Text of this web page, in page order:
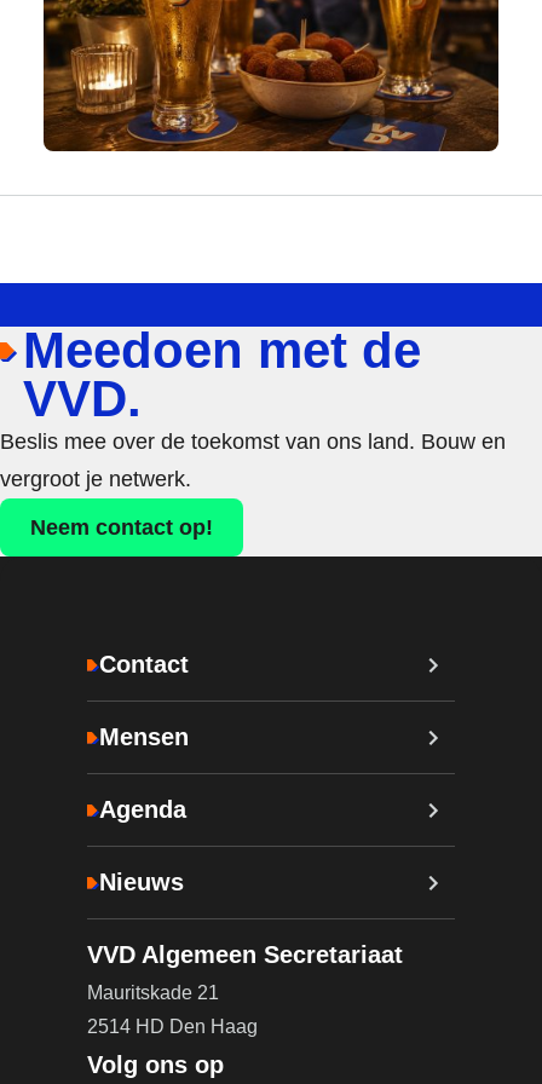
Meedoen met de
VVD.
Beslis mee over de toekomst van ons land. Bouw en
vergroot je netwerk.
Neem contact op!
Contact
Mensen
Agenda
Nieuws
VVD Algemeen Secretariaat
Mauritskade 21
2514 HD Den Haag
Volg ons op